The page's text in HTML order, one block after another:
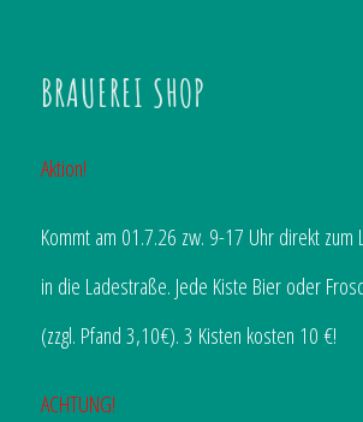
BRAUEREI SHOP
Aktion!
Kommt am 01.7.26 zw. 9-17 Uhr direkt zum
in die Ladestraße. Jede Kiste Bier oder
(zzgl. Pfand 3,10€). 3 Kisten kosten 10 €!
ACHTUNG!